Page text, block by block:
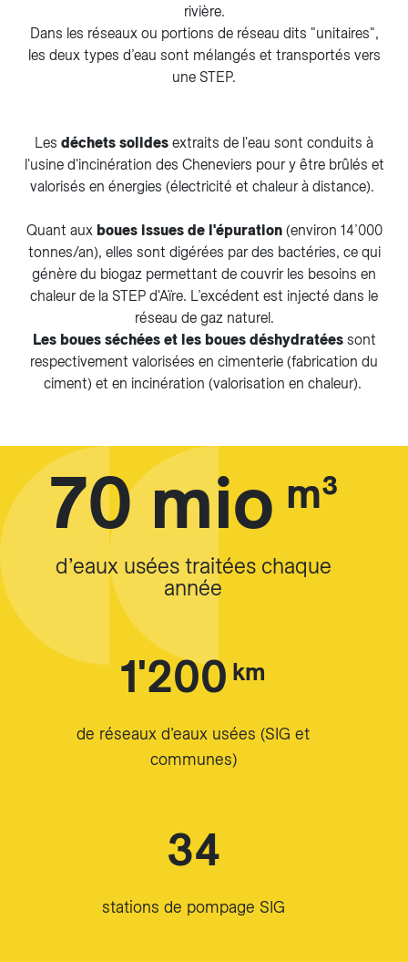
rivière.
Dans les réseaux ou portions de réseau dits "unitaires",
les deux types d’eau sont mélangés et transportés vers
une STEP.
​​​​​Les déchets solides extraits de l'eau sont conduits à
l'usine d'incinération des Cheneviers pour y être brûlés et
valorisés en énergies (électricité et chaleur à distance).
Quant aux boues issues de l'épuration(environ 14’000
tonnes/an), elles sont digérées par des bactéries, ce qui
génère du biogaz permettant de couvrir les besoins en
chaleur de la STEP d'Aïre. L’excédent est injecté dans le
réseau de gaz naturel.
Les boues séchées et les boues déshydratées sont
respectivement valorisées en cimenterie (fabrication du
ciment) et en incinération (valorisation en chaleur).
70 miom³
d’eaux usées traitées chaque
année
1'200km
de réseaux d’eaux usées (SIG et
communes)
34
stations de pompage SIG